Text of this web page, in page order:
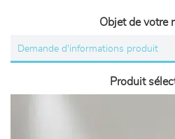
Objet de votre
Produit